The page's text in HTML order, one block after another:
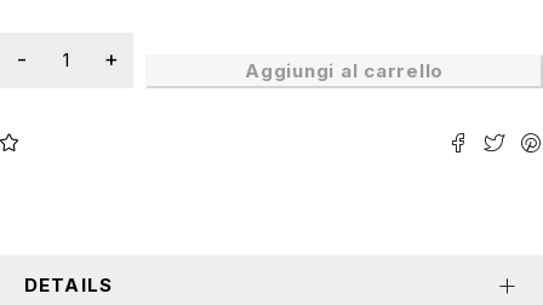
Aggiungi al carrello
DETAILS